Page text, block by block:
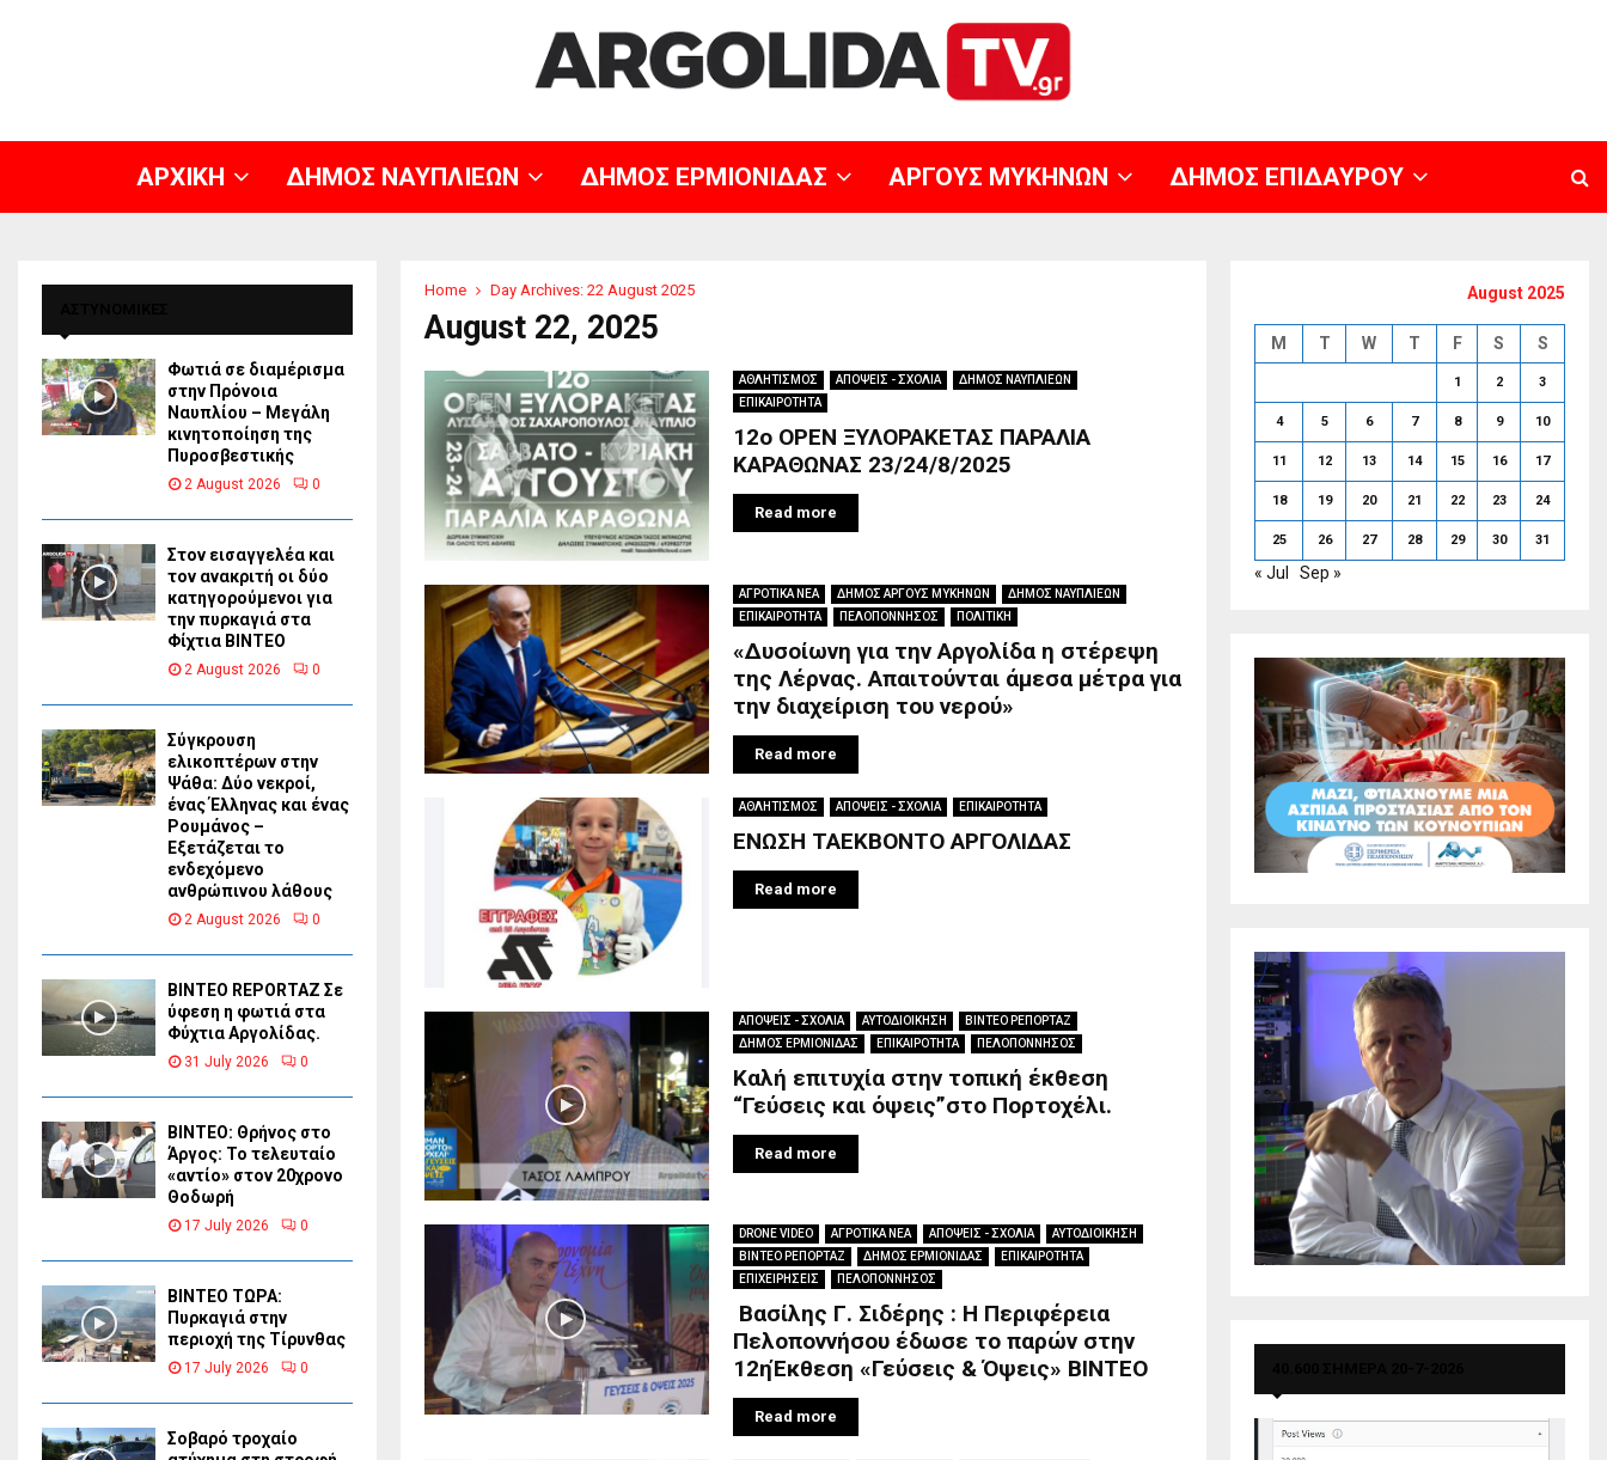
ΑΡΧΙΚΗ ΔΗΜΟΣ ΝΑΥΠΛΙΕΩΝ ΔΗΜΟΣ ΕΡΜΙΟΝΙΔΑΣ ΑΡΓΟΥΣ ΜΥΚΗΝΩΝ ΔΗΜΟΣ ΕΠΙΔΑΥΡΟΥ
Home Day Archives: 22 August 2025
August 22, 2025
ΑΘΛΗΤΙΣΜΟΣ ΑΠΟΨΕΙΣ - ΣΧΟΛΙΑ
ΔΗΜΟΣ ΝΑΥΠΛΙΕΩΝ
ΕΠΙΚΑΙΡΟΤΗΤΑ
12ο OPEN ΞΥΛΟΡΑΚΕΤΑΣ ΠΑΡΑΛΙΑ
ΚΑΡΑΘΩΝΑΣ 23/24/8/2025
Read more
ΑΓΡΟΤΙΚΑ ΝΕΑ ΔΗΜΟΣ ΑΡΓΟΥΣ ΜΥΚΗΝΩΝ
ΔΗΜΟΣ ΝΑΥΠΛΙΕΩΝ
ΕΠΙΚΑΙΡΟΤΗΤΑ
ΠΕΛΟΠΟΝΝΗΣΟΣ ΠΟΛΙΤΙΚΗ
«Δυσοίωνη για την Αργολίδα η στέρεψη
της Λέρνας. Απαιτούνται άμεσα μέτρα για
την διαχείριση του νερού»
Read more
ΑΘΛΗΤΙΣΜΟΣ ΑΠΟΨΕΙΣ - ΣΧΟΛΙΑ ΕΠΙΚΑΙΡΟΤΗΤΑ
ΕΝΩΣΗ ΤΑΕΚΒΟΝΤΟ ΑΡΓΟΛΙΔΑΣ
Read more
ΑΠΟΨΕΙΣ - ΣΧΟΛΙΑ ΑΥΤΟΔΙΟΙΚΗΣΗ
ΒΙΝΤΕΟ ΡΕΠΟΡΤΑΖ
ΔΗΜΟΣ ΕΡΜΙΟΝΙΔΑΣ
ΕΠΙΚΑΙΡΟΤΗΤΑ ΠΕΛΟΠΟΝΝΗΣΟΣ
Καλή επιτυχία στην τοπική έκθεση
“Γεύσεις και όψεις”στο Πορτοχέλι.
Read more
DRONE VIDEO ΑΓΡΟΤΙΚΑ ΝΕΑ ΑΠΟΨΕΙΣ - ΣΧΟΛΙΑ
ΑΥΤΟΔΙΟΙΚΗΣΗ
ΒΙΝΤΕΟ ΡΕΠΟΡΤΑΖ
ΔΗΜΟΣ ΕΡΜΙΟΝΙΔΑΣ
ΕΠΙΚΑΙΡΟΤΗΤΑ
ΕΠΙΧΕΙΡΗΣΕΙΣ
ΠΕΛΟΠΟΝΝΗΣΟΣ
Βασίλης Γ. Σιδέρης : Η Περιφέρεια
Πελοποννήσου έδωσε το παρών στην
12ηΈκθεση «Γεύσεις & Όψεις» ΒΙΝΤΕΟ
Read more
Φωτιά σε διαμέρισμα
στην Πρόνοια
Ναυπλίου – Μεγάλη
κινητοποίηση της
Πυροσβεστικής
2 August 2026 0
Στον εισαγγελέα και
τον ανακριτή οι δύο
κατηγορούμενοι για
την πυρκαγιά στα
Φίχτια ΒΙΝΤΕΟ
2 August 2026 0
Σύγκρουση
ελικοπτέρων στην
Ψάθα: Δύο νεκροί,
ένας Έλληνας και ένας
Ρουμάνος –
Εξετάζεται το
ενδεχόμενο
ανθρώπινου λάθους
2 August 2026 0
BINTEO REPORTAZ Σε
ύφεση η φωτιά στα
Φύχτια Αργολίδας.
31 July 2026 0
ΒΙΝΤΕΟ: Θρήνος στο
Άργος: Το τελευταίο
«αντίο» στον 20χρονο
Θοδωρή
17 July 2026 0
ΒΙΝΤΕΟ ΤΩΡΑ:
Πυρκαγιά στην
περιοχή της Τίρυνθας
17 July 2026 0
Σοβαρό τροχαίο
August 2025
M T W T F S S
1 2 3
4 5 6 7 8 9 10
11 12 13 14 15 16 17
18 19 20 21 22 23 24
25 26 27 28 29 30 31
« Jul Sep »